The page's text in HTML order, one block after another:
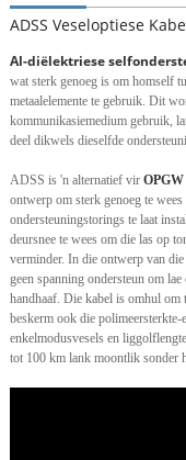
ADSS Veseloptiese
Al-diëlektriese
wat sterk genoeg is om homself
metaalelemente te gebruik. Dit
kommunikasiemedium gebruik,
deel dikwels dieselfde
ADSS is 'n alternatief vir OPGW
ontwerp om sterk genoeg te
ondersteuningstorings te laat
deursnee te wees om die las op
verminder. In die ontwerp van
geen spanning ondersteun om
handhaaf. Die kabel is omhul om
beskerm ook die
enkelmodusvesels en
tot 100 km lank moontlik sonder